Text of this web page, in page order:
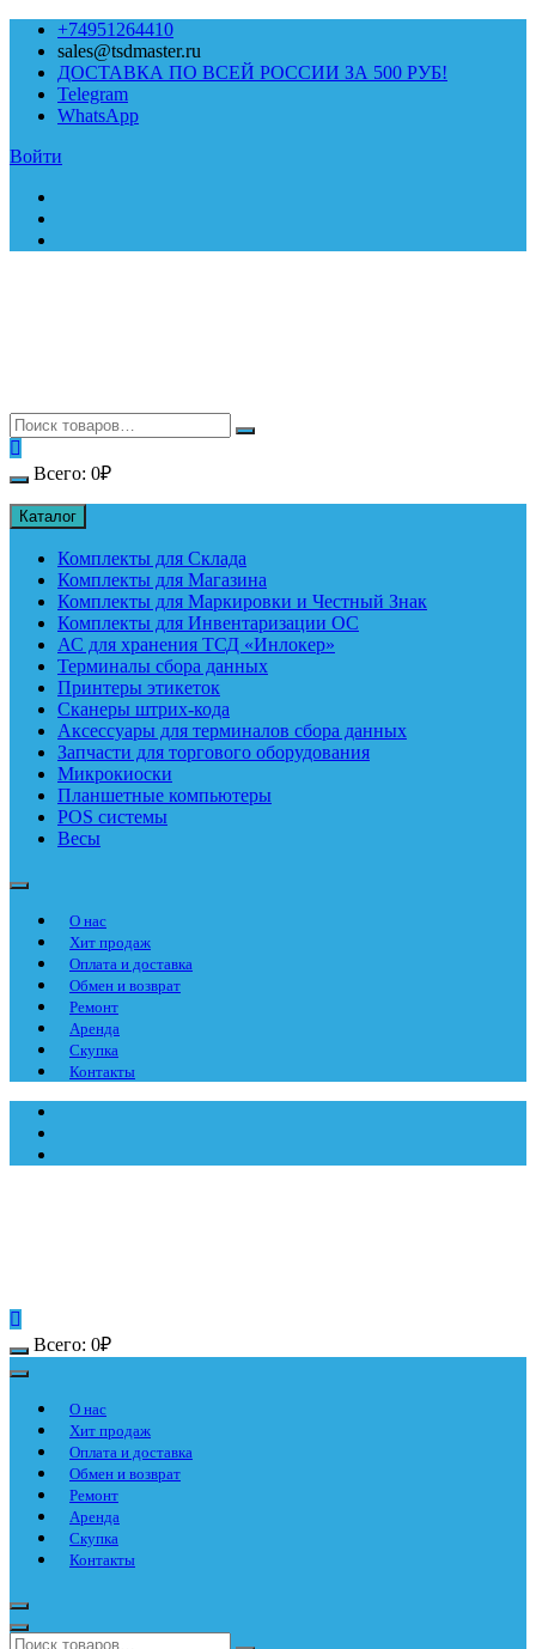
Перейти
содержимому
+74951264410
sales@tsdmaster.ru
ДОСТАВКА ПО ВСЕЙ РОССИИ ЗА 500 РУБ!
Telegram
WhatsApp
Войти
Всего: 0₽
Каталог
Комплекты для Склада
Комплекты для Магазина
Комплекты для Маркировки и Честный Знак
Комплекты для Инвентаризации ОС
АС для хранения ТСД «Инлокер»
Терминалы сбора данных
Принтеры этикеток
Сканеры штрих-кода
Аксессуары для терминалов сбора данных
Запчасти для торгового оборудования
Микрокиоски
Планшетные компьютеры
POS системы
Весы
О нас
Хит продаж
Оплата и доставка
Обмен и возврат
Ремонт
Аренда
Скупка
Контакты
Всего: 0₽
О нас
Хит продаж
Оплата и доставка
Обмен и возврат
Ремонт
Аренда
Скупка
Контакты